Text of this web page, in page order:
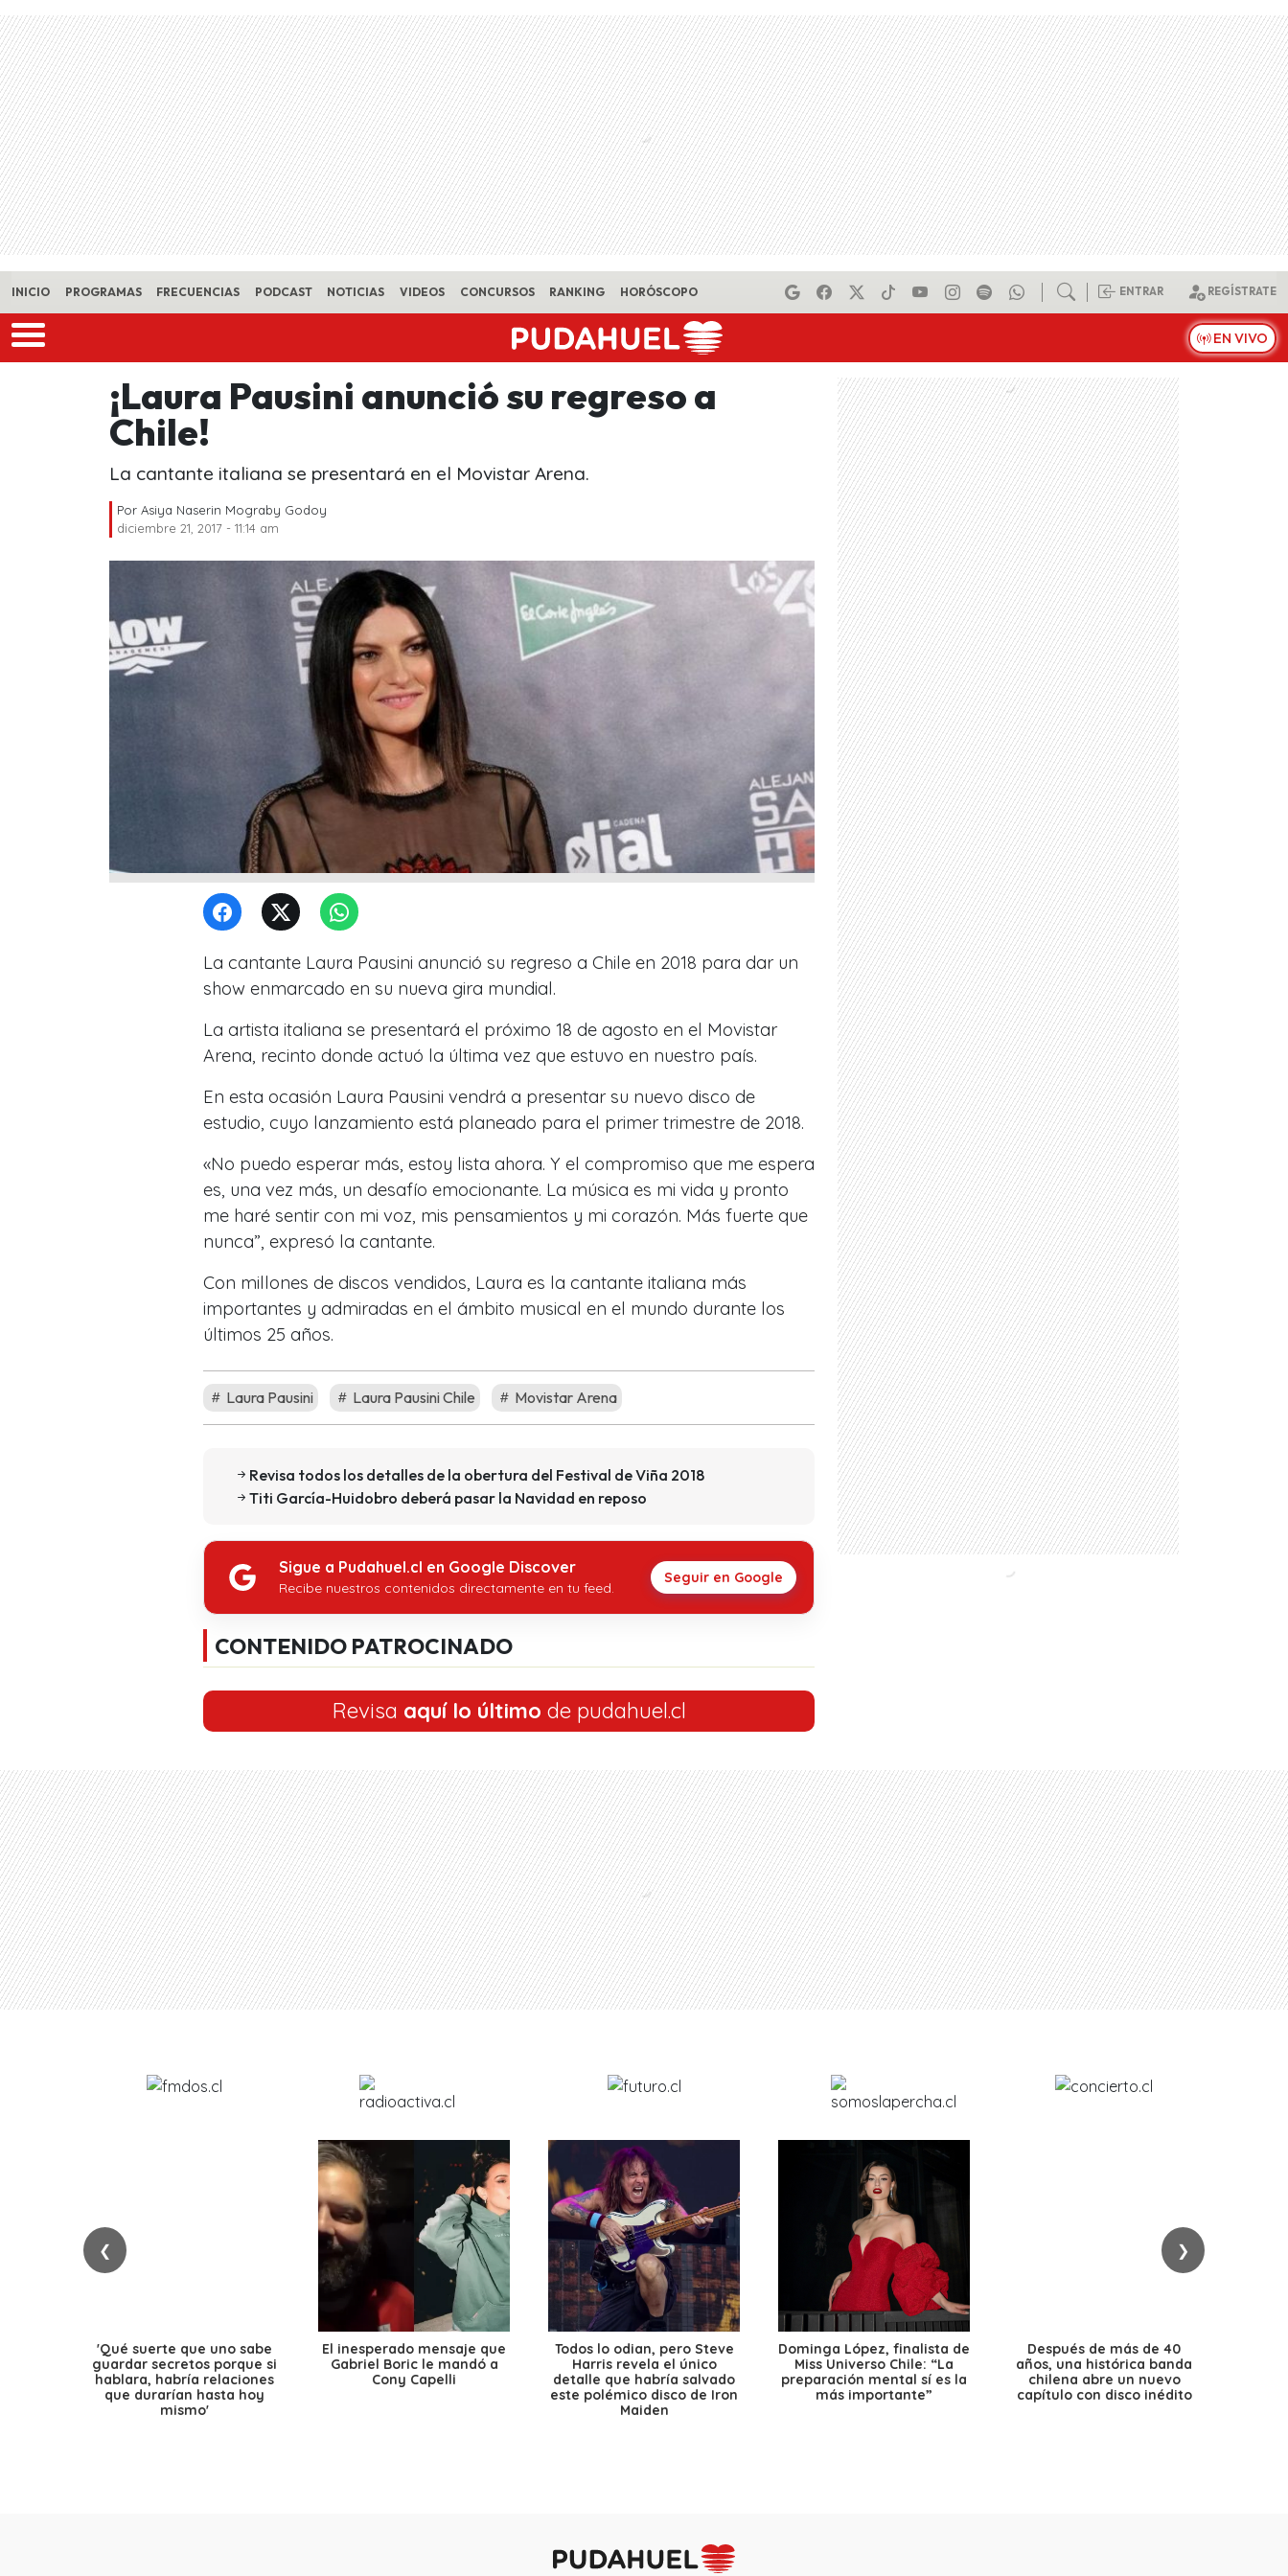
Skip to main content
INICIO PROGRAMAS FRECUENCIAS PODCAST NOTICIAS VIDEOS CONCURSOS RANKING HORÓSCOPO ENTRAR REGÍSTRATE
EN VIVO
¡Laura Pausini anunció su regreso a
Chile!
La cantante italiana se presentará en el Movistar Arena.
Por Asiya Naserin Mograby Godoy
diciembre 21, 2017 - 11:14 am
La cantante Laura Pausini anunció su regreso a Chile en 2018 para dar un
show enmarcado en su nueva gira mundial.
La artista italiana se presentará el próximo 18 de agosto en el Movistar
Arena, recinto donde actuó la última vez que estuvo en nuestro país.
En esta ocasión Laura Pausini vendrá a presentar su nuevo disco de
estudio, cuyo lanzamiento está planeado para el primer trimestre de 2018.
«No puedo esperar más, estoy lista ahora. Y el compromiso que me espera
es, una vez más, un desafío emocionante. La música es mi vida y pronto
me haré sentir con mi voz, mis pensamientos y mi corazón. Más fuerte que
nunca”, expresó la cantante.
Con millones de discos vendidos, Laura es la cantante italiana más
importantes y admiradas en el ámbito musical en el mundo durante los
últimos 25 años.
Laura Pausini Laura Pausini Chile Movistar Arena
Revisa todos los detalles de la obertura del Festival de Viña 2018
Titi García-Huidobro deberá pasar la Navidad en reposo
Sigue a Pudahuel.cl en Google Discover
Recibe nuestros contenidos directamente en tu feed.
Seguir en Google
CONTENIDO PATROCINADO
Revisa aquí lo último de pudahuel.cl
❮ ❯
'Qué suerte que uno sabe
guardar secretos porque si
hablara, habría relaciones
que durarían hasta hoy
mismo'
El inesperado mensaje que
Gabriel Boric le mandó a
Cony Capelli
Todos lo odian, pero Steve
Harris revela el único
detalle que habría salvado
este polémico disco de Iron
Maiden
Dominga López, finalista de
Miss Universo Chile: “La
preparación mental sí es la
más importante”
Después de más de 40
años, una histórica banda
chilena abre un nuevo
capítulo con disco inédito